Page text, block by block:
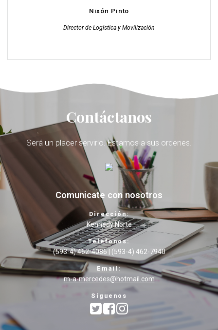
Nixón Pinto
Director de Logística y Movilización
Contáctanos
Será un placer servirlo. Estamos a sus ordenes.
Comunicate con nosotros
Dirección:
Kennedy Norte
Teléfonos:
(593-4) 462-4086 | (593-4) 462-7940
Email:
m-a-mercedes@hotmail.com
Síguenos